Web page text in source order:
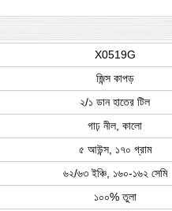
X0519G
জিন্স কাপড়
২/১ ডান হাতের টিল
গাঢ় নীল, কালো
৫ আউন্স, ১৭০ গ্রাম
৬২/৬৩ ইঞ্চি, ১৬০-১৬২ সেমি
১০০% তুলা